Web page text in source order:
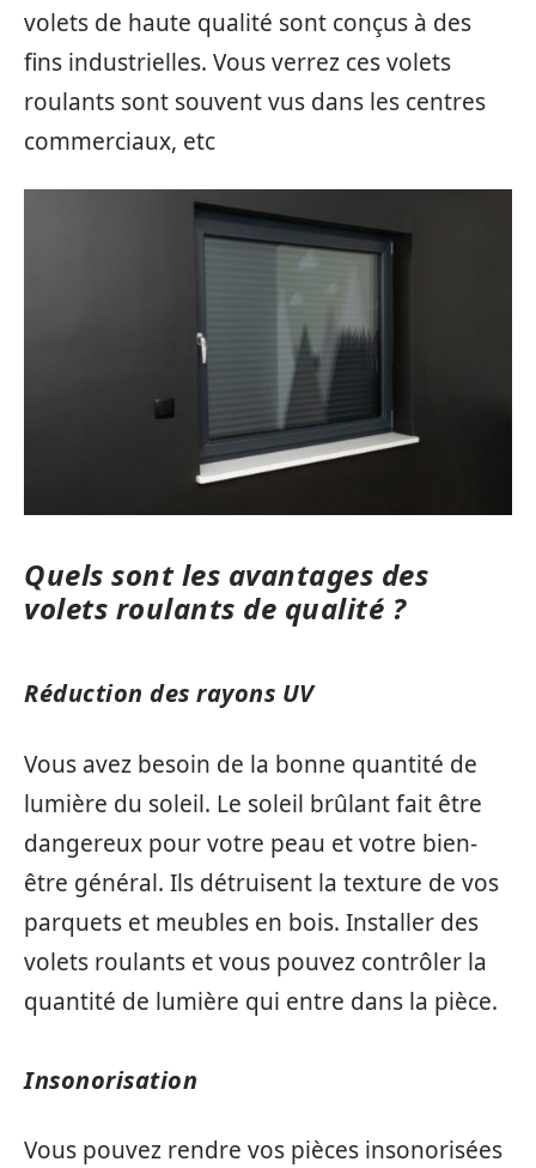
volets de haute qualité sont conçus à des
fins industrielles. Vous verrez ces volets
roulants sont souvent vus dans les centres
commerciaux, etc
Quels sont les avantages des
volets roulants de qualité ?
Réduction des rayons UV
Vous avez besoin de la bonne quantité de
lumière du soleil. Le soleil brûlant fait être
dangereux pour votre peau et votre bien-
être général. Ils détruisent la texture de vos
parquets et meubles en bois. Installer des
volets roulants et vous pouvez contrôler la
quantité de lumière qui entre dans la pièce.
Insonorisation
Vous pouvez rendre vos pièces insonorisées